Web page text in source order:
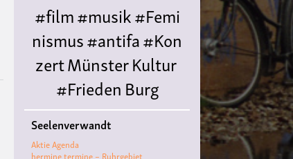
Hansawerkstatt#film#musik#Femi
nismus#antifa#Kon
zertMünsterKultur
#FriedenBurg
Hülshoffliteratur#
Queer#Workshop
Seelenverwandt
Aktie Agenda
hermine termine – Ruhrgebiet